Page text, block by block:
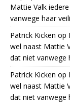
Mattie Valk
vanwege haar
Patrick Kicken op
wel naast Mattie
dat niet vanwege
Patrick Kicken op
wel naast Mattie
dat niet vanwege